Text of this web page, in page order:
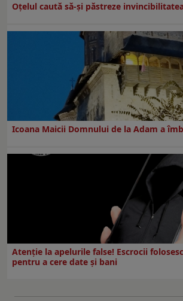
Oțelul caută să-și păstreze
Icoana Maicii Domnului de la Adam a
Atenție la apelurile false! Escrocii
pentru a cere date și bani